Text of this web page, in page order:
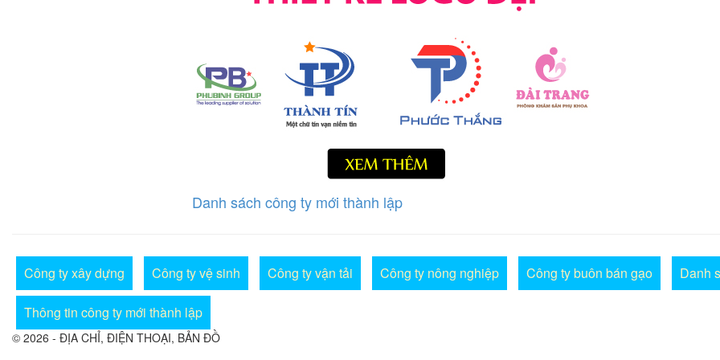
Danh sách công ty mới thành lập
Công ty xây dựng Công ty vệ sinh Công ty vận tải Công ty nông nghiệp Công ty buôn bán gạo Danh
Thông tin công ty mới thành lập
© 2026 - ĐỊA CHỈ, ĐIỆN THOẠI, BẢN ĐỒ